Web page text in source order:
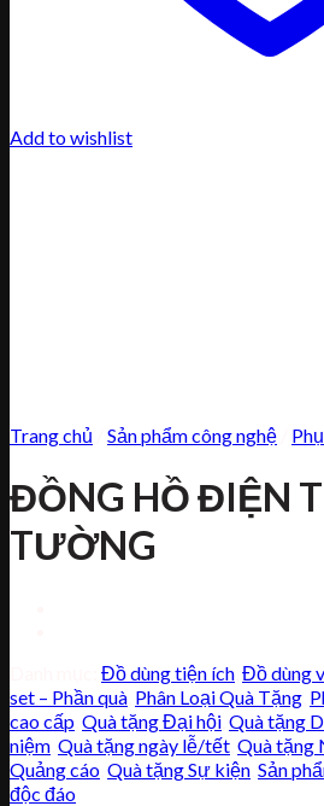
Add to wishlist
Trang chủ Sản phẩm công nghệ
ĐỒNG HỒ ĐIỆN
TƯỜNG
Đồ dùng tiện ích Đồ dùng
set – Phần quà Phân Loại Quà Tặng
cao cấp Quà tặng Đại hội Quà tặng
niệm Quà tặng ngày lễ/tết Quà tặng
Quảng cáo Quà tặng Sự kiện Sản
độc đáo